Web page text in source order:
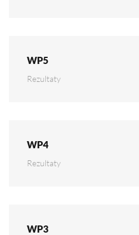
WP5
Rezultaty
WP4
Rezultaty
WP3